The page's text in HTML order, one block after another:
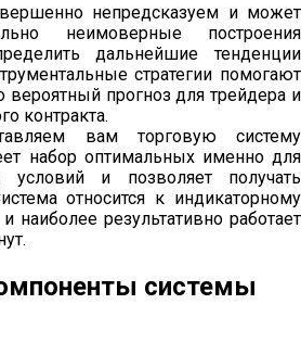
непредсказуем и может
неимоверные построения
дальнейшие тенденции
стратегии помогают
вероятный прогноз для трейдера и
контракта.
вам торговую систему
набор оптимальных именно для
условий и позволяет получать
относится к индикаторному
наиболее результативно работает
системы